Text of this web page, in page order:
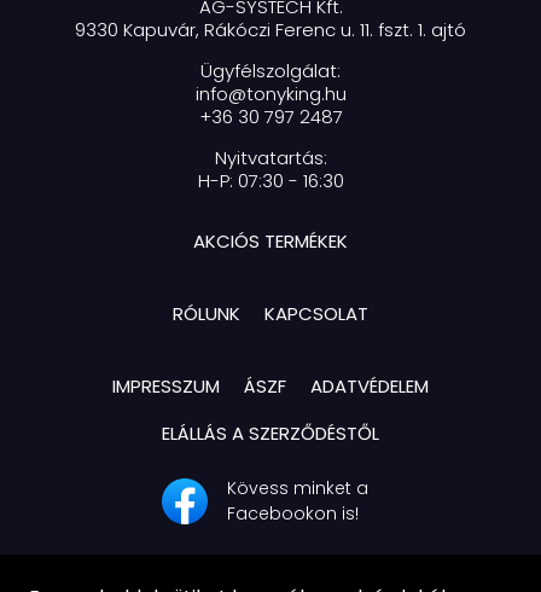
AG-SYSTECH Kft.
9330 Kapuvár, Rákóczi Ferenc u. 11. fszt. 1. ajtó
Ügyfélszolgálat:
info@tonyking.hu
+36 30 797 2487
Nyitvatartás:
H-P: 07:30 - 16:30
AKCIÓS TERMÉKEK
RÓLUNK KAPCSOLAT
IMPRESSZUM ÁSZF
ADATVÉDELEM
ELÁLLÁS A SZERZŐDÉSTŐL
Kövess minket a
Facebookon is!